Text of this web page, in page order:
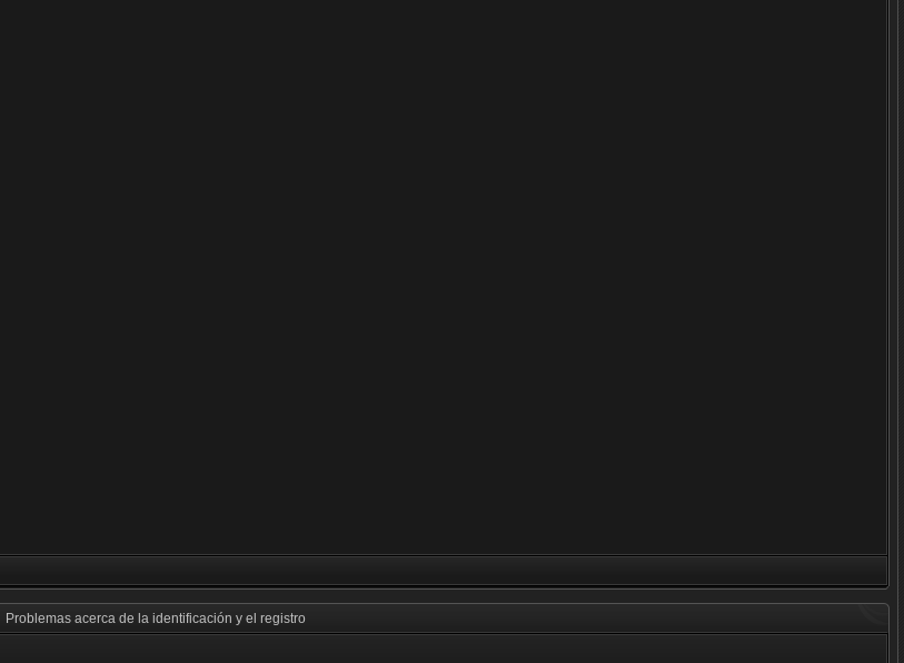
Problemas acerca de la identificación y el registro